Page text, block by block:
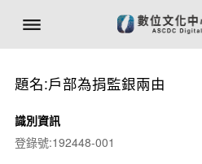
題名:戶部為捐監銀兩由
識別資訊
登錄號:192448-001